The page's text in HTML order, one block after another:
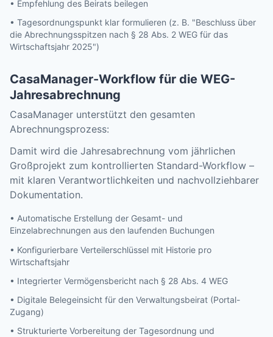
• Empfehlung des Beirats beilegen
• Tagesordnungspunkt klar formulieren (z. B. "Beschluss über
die Abrechnungsspitzen nach § 28 Abs. 2 WEG für das
Wirtschaftsjahr 2025")
CasaManager-Workflow für die WEG-
Jahresabrechnung
CasaManager unterstützt den gesamten
Abrechnungsprozess:
Damit wird die Jahresabrechnung vom jährlichen
Großprojekt zum kontrollierten Standard-Workflow –
mit klaren Verantwortlichkeiten und nachvollziehbarer
Dokumentation.
• Automatische Erstellung der Gesamt- und
Einzelabrechnungen aus den laufenden Buchungen
• Konfigurierbare Verteilerschlüssel mit Historie pro
Wirtschaftsjahr
• Integrierter Vermögensbericht nach § 28 Abs. 4 WEG
• Digitale Belegeinsicht für den Verwaltungsbeirat (Portal-
Zugang)
• Strukturierte Vorbereitung der Tagesordnung und